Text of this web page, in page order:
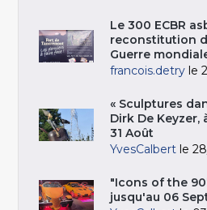
Le 300 ECBR
reconstitution
Guerre
francois.detry le
« Sculptures
Dirk De Keyzer,
31 Août
YvesCalbert le
"Icons of the
jusqu'au 06